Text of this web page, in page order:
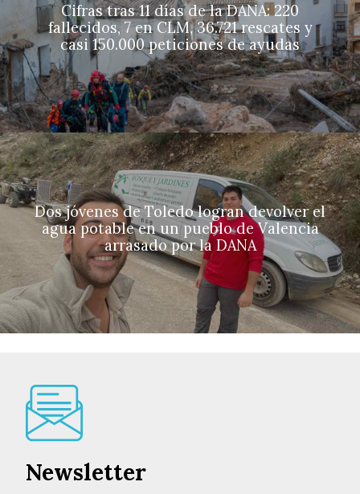
Cifras tras 11 días de la DANA: 220
fallecidos, 7 en CLM, 36.721 rescates y
casi 150.000 peticiones de ayudas
Dos jóvenes de Toledo logran devolver el
agua potable en un pueblo de Valencia
arrasado por la DANA
Newsletter